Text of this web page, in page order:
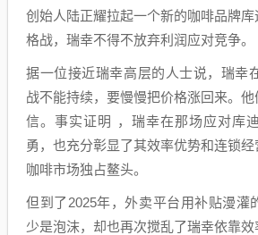
创始人陆正耀拉起一个新的咖啡品牌
格战，瑞幸不得不放弃利润应对竞争。
据一位接近瑞幸高层的人士说，瑞幸
战不能持续，要慢慢把价格涨回来。
信。事实证明 ，瑞幸在那场应对库
勇，也充分彰显了其效率优势和连锁
咖啡市场独占鳌头。
但到了2025年，外卖平台用补贴漫灌
少是泡沫，却也再次搅乱了瑞幸依靠